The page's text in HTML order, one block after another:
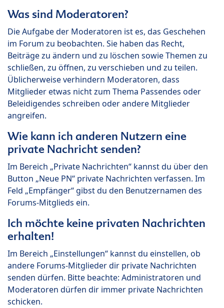
Was sind Moderatoren?
Die Aufgabe der Moderatoren ist es, das Geschehen
im Forum zu beobachten. Sie haben das Recht,
Beiträge zu ändern und zu löschen sowie Themen zu
schließen, zu öffnen, zu verschieben und zu teilen.
Üblicherweise verhindern Moderatoren, dass
Mitglieder etwas nicht zum Thema Passendes oder
Beleidigendes schreiben oder andere Mitglieder
angreifen.
Wie kann ich anderen Nutzern eine
private Nachricht senden?
Im Bereich „Private Nachrichten“ kannst du über den
Button „Neue PN“ private Nachrichten verfassen. Im
Feld „Empfänger“ gibst du den Benutzernamen des
Forums-Mitglieds ein.
Ich möchte keine privaten Nachrichten
erhalten!
Im Bereich „Einstellungen“ kannst du einstellen, ob
andere Forums-Mitglieder dir private Nachrichten
senden dürfen. Bitte beachte: Administratoren und
Moderatoren dürfen dir immer private Nachrichten
schicken.